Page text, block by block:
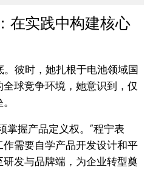
在实践中构建核心
彼时，她扎根于电池领域国
球竞争环境，她意识到，仅
掌握产品定义权。”程宁表
需要自学产品开发设计和平
发与品牌端，为企业转型奠